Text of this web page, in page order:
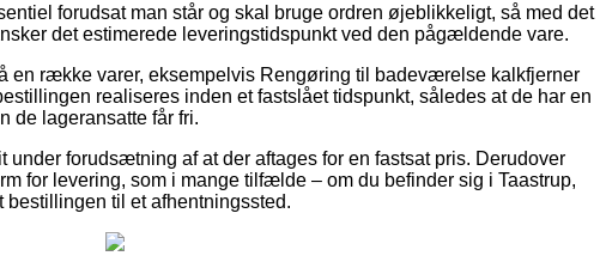
forudsat man står og skal bruge ordren øjeblikkeligt, så med det
det estimerede leveringstidspunkt ved den pågældende vare.
en række varer, eksempelvis Rengøring til badeværelse kalkfjerner
realiseres inden et fastslået tidspunkt, således at de har en
de lageransatte får fri.
under forudsætning af at der aftages for en fastsat pris. Derudover
for levering, som i mange tilfælde – om du befinder sig i Taastrup,
til et afhentningssted.